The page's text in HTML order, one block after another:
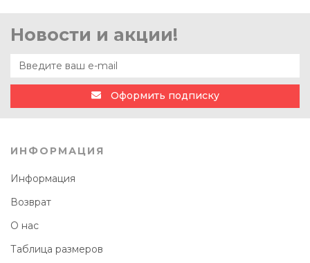
Новости и акции!
Оформить подписку
ИНФОРМАЦИЯ
Информация
Возврат
О нас
Таблица размеров